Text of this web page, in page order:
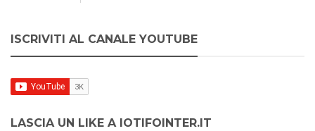
ISCRIVITI AL CANALE YOUTUBE
LASCIA UN LIKE A IOTIFOINTER.IT